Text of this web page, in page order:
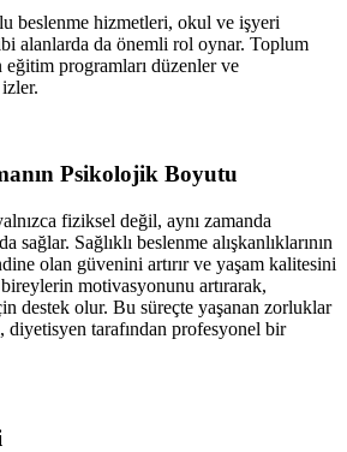
beslenme hizmetleri, okul ve işyeri
alanlarda da önemli rol oynar. Toplum
eğitim programları düzenler ve
Psikolojik Boyutu
fiziksel değil, aynı zamanda
sağlar. Sağlıklı beslenme alışkanlıklarının
olan güvenini artırır ve yaşam kalitesini
motivasyonunu artırarak,
destek olur. Bu süreçte yaşanan zorluklar
diyetisyen tarafından profesyonel bir